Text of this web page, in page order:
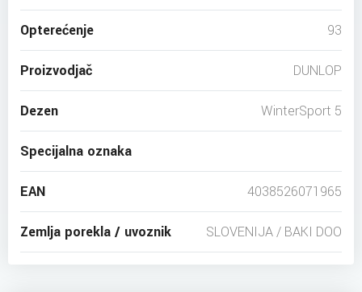
Opterećenje 93
Proizvodjač DUNLOP
Dezen WinterSport 5
Specijalna oznaka
EAN 4038526071965
Zemlja porekla / uvoznik SLOVENIJA / BAKI DOO